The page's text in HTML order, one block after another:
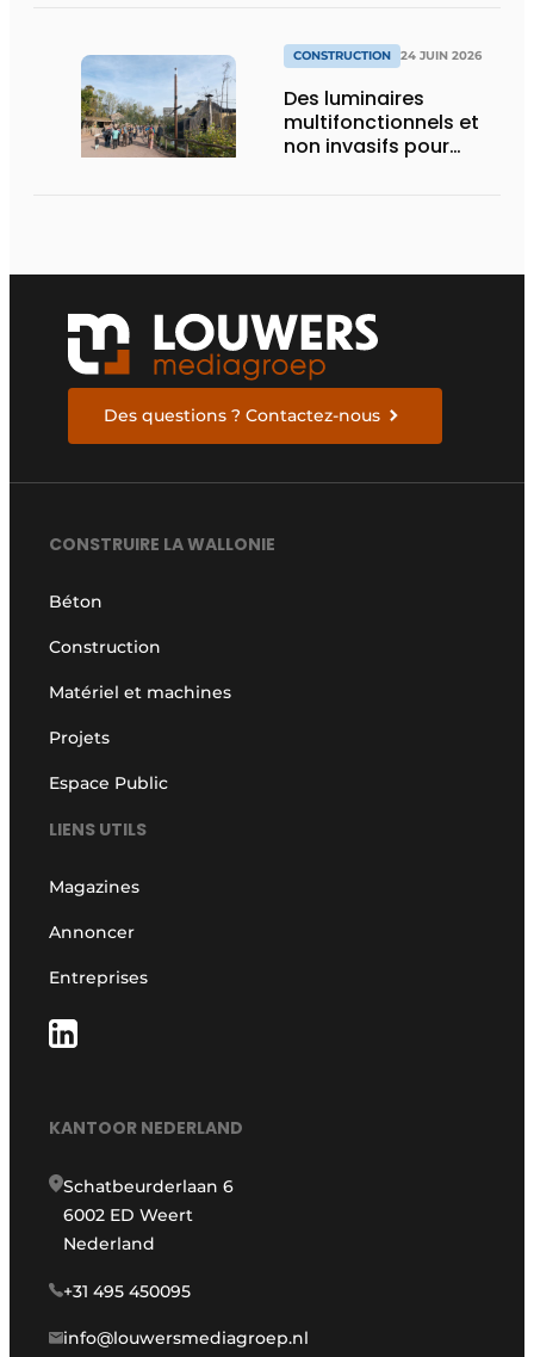
CONSTRUCTION 24 JUIN 2026
Des luminaires
multifonctionnels et
non invasifs pour
Des questions ? Contactez-nous
CONSTRUIRE LA WALLONIE
Béton
Construction
Matériel et machines
Projets
Espace Public
LIENS UTILS
Magazines
Annoncer
Entreprises
KANTOOR NEDERLAND
Schatbeurderlaan 6
6002 ED Weert
Nederland
+31 495 450095
info@louwersmediagroep.nl